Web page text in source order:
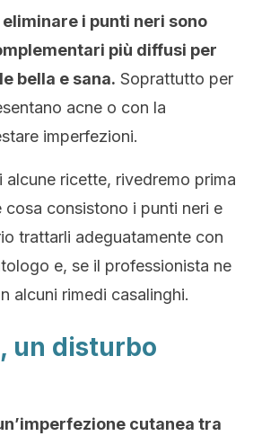
i punti neri sono
più diffusi per
bella e sana. Soprattutto per
acne o con la
imperfezioni.
alcune ricette, rivedremo prima
cosa consistono i punti neri e
trattarli adeguatamente con
e, se il professionista ne
alcuni rimedi casalinghi.
un disturbo
cutanea tra